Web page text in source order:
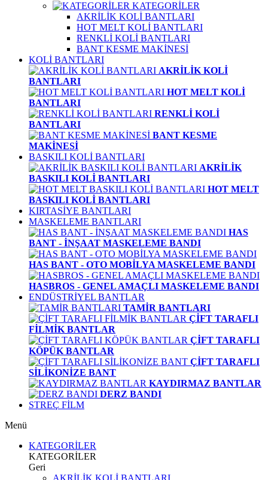
KATEGORİLER
AKRİLİK KOLİ BANTLARI
HOT MELT KOLİ BANTLARI
RENKLİ KOLİ BANTLARI
BANT KESME MAKİNESİ
KOLİ BANTLARI
AKRİLİK KOLİ
BANTLARI
HOT MELT KOLİ
BANTLARI
RENKLİ KOLİ
BANTLARI
BANT KESME
MAKİNESİ
BASKILI KOLİ BANTLARI
AKRİLİK
BASKILI KOLİ BANTLARI
HOT MELT
BASKILI KOLİ BANTLARI
KIRTASİYE BANTLARI
MASKELEME BANTLARI
HAS
BANT - İNŞAAT MASKELEME BANDI
HAS BANT - OTO MOBİLYA MASKELEME BANDI
HASBROS - GENEL AMAÇLI MASKELEME BANDI
ENDÜSTRİYEL BANTLAR
TAMİR BANTLARI
ÇİFT TARAFLI
FİLMİK BANTLAR
ÇİFT TARAFLI
KÖPÜK BANTLAR
ÇİFT TARAFLI
SİLİKONİZE BANT
KAYDIRMAZ BANTLAR
DERZ BANDI
STREÇ FİLM
Menü
KATEGORİLER
KATEGORİLER
Geri
AKRİLİK KOLİ BANTLARI